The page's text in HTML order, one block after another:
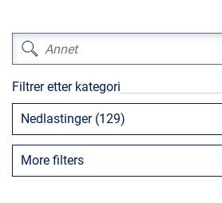
Lavspenning
Høyspenningskabeltilbehør
Mellomspenningskabeltilbehør
Referanser
Nedlastinger
Filtrer etter kategori
Nedlastinger (129)
More filters